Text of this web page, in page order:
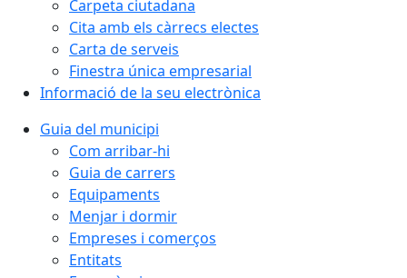
Carpeta ciutadana
Cita amb els càrrecs electes
Carta de serveis
Finestra única empresarial
Informació de la seu electrònica
Guia del municipi
Com arribar-hi
Guia de carrers
Equipaments
Menjar i dormir
Empreses i comerços
Entitats